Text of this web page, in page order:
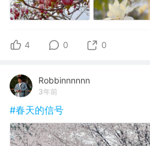
4 0 0
Robbinnnnnn
3年前
#春天的信号